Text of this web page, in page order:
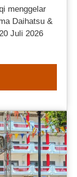
menggelar
Daihatsu &
Juli 2026